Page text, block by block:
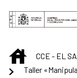
Saltar al
INICIOCCE - EL
Taller